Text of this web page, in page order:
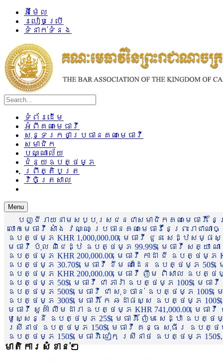
អ៊ីម៉ែល
របៀបប្រើ
ទំនាក់ទំនង
ទំព័រដើម
អំពីគណៈមេធាវី
សុន្ទរកថាប្រធានគណៈមេធាវី
សមាជិក
បណ្ណាល័យ
ជំនួយឧបត្ថម្ភ
ព្រឹត្តិបត្រ
វិចិត្រសាល
Menu
បញ្ជីរាយនាមសប្បុរសជនជាសមាជិកគណៈមេធាវី
លោកមេធាវី សាំង វណ្ណៈ ប្រធានគណៈមេធាវីនៃព្រះរា
ឧបត្ថម្ភ KHR 1,000,000.00, មេធាវី ជួន សេដ្ឋស
មេធាវី ប៉ុល ពិជេដ្ឋ ឧបត្ថម្ភ 99.99$, មេធាវី សត្យា ណ
ឧបត្ថម្ភ KHR 200,000.00, មេធាវី កាដា ជី ឧបត្ថម្ភ
ឧបត្ថម្ភ 30.70$, មេធាវី ខឹម ណាដែន ឧបត្ថម្ភ 50$,
ឧបត្ថម្ភ KHR 200,000.00, មេធាវី ញឹម ពិសាល ឧបត្ថ
ឧបត្ថម្ភ 50$, មេធាវី ជា ភារ៉ា ឧបត្ថម្ភ 100$, មេ
ឧបត្ថម្ភ 500$, មេធាវី ជា សុខចាន់ ឧបត្ថម្ភ
ឧបត្ថម្ភ 300$, មេធាវី កែ ឆដាផស្ស ឧបត្ថម្ភ
មេធាវី សួគ៌ា លឹមដារា ឧបត្ថម្ភ KHR 741,000.00, មេ
មូសេ្សន្នី ឧបត្ថម្ភ 25$, មេធាវី ញ៉ែម សេដ្ឋា ឧបត្ថ
ស្រីនាថ ឧបត្ថម្ភ 150$, មេធាវី គន្ធ សុធីរ ឧបត្ថម្ភ
ឧបត្ថម្ភ 150$, មេធាវី ជៀក ស្រីនាថ ឧបត្ថម្ភ 150$,
មាតិការសំខាន់ៗ